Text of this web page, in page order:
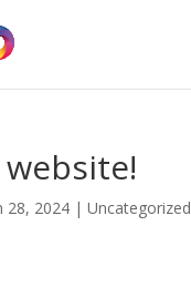
28, 2024| Uncategorized